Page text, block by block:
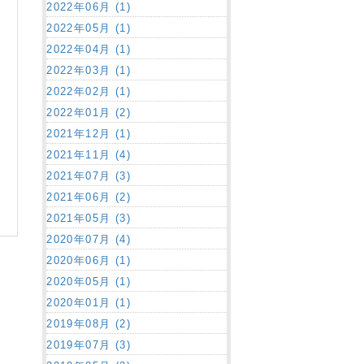
2022年06月 (1)
2022年05月 (1)
2022年04月 (1)
2022年03月 (1)
2022年02月 (1)
2022年01月 (2)
2021年12月 (1)
2021年11月 (4)
2021年07月 (3)
2021年06月 (2)
2021年05月 (3)
2020年07月 (4)
2020年06月 (1)
2020年05月 (1)
2020年01月 (1)
2019年08月 (2)
2019年07月 (3)